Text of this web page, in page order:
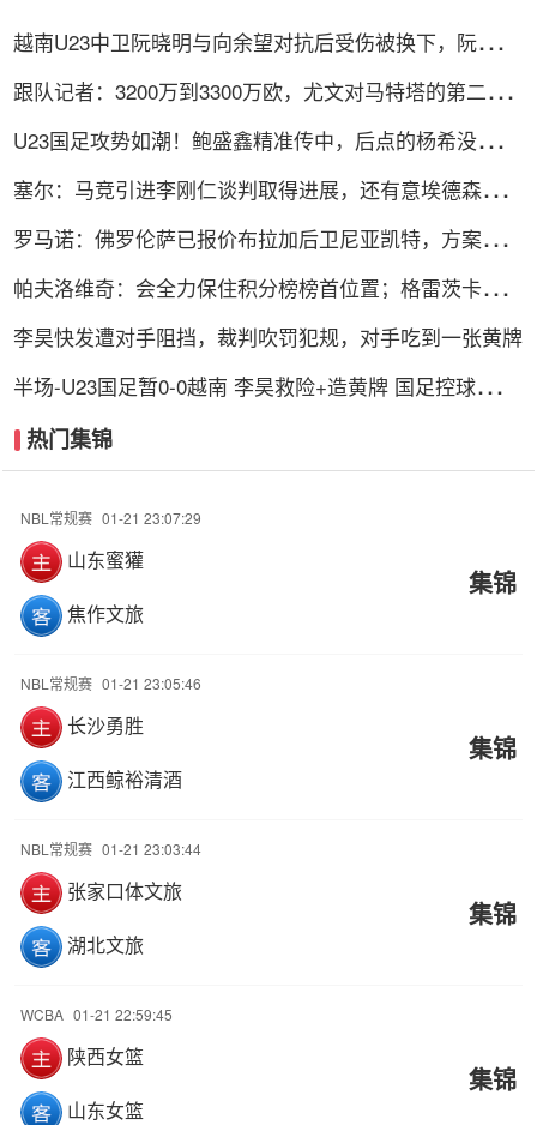
越南U23中卫阮晓明与向余望对抗后受伤被换下，阮德英
跟队记者：3200万到3300万欧，尤文对马特塔的第二份
U23国足攻势如潮！鲍盛鑫精准传中，后点的杨希没有顶
塞尔：马竞引进李刚仁谈判取得进展，还有意埃德森和若
罗马诺：佛罗伦萨已报价布拉加后卫尼亚凯特，方案租借
帕夫洛维奇：会全力保住积分榜榜首位置；格雷茨卡是我
李昊快发遭对手阻挡，裁判吹罚犯规，对手吃到一张黄牌
半场-U23国足暂0-0越南 李昊救险+造黄牌 国足控球超6
热门集锦
NBL常规赛 01-21 23:07:29
山东蜜獾
焦作文旅
集锦
NBL常规赛 01-21 23:05:46
长沙勇胜
江西鲸裕清酒
集锦
NBL常规赛 01-21 23:03:44
张家口体文旅
湖北文旅
集锦
WCBA 01-21 22:59:45
陕西女篮
山东女篮
集锦